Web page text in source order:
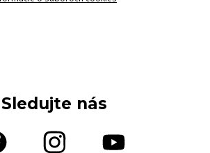
Sledujte nás